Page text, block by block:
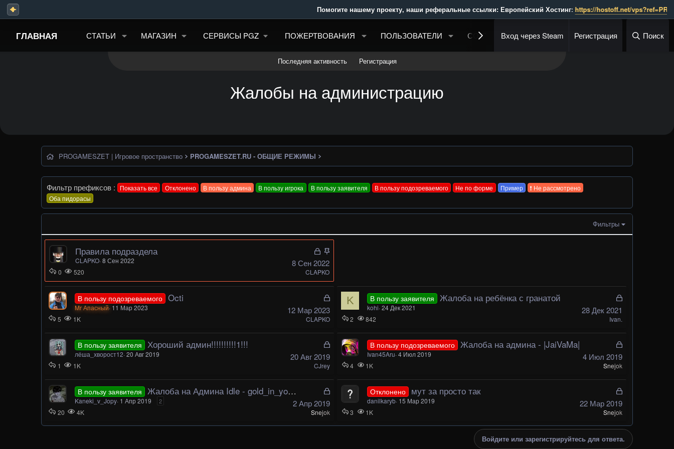
Помогите нашему проекту, наши реферальные ссылки: Европейский Хостинг: https://hostoff.net/vps?ref=PROXY
ГЛАВНАЯ СТАТЬИ МАГАЗИН СЕРВИСЫ PGZ ПОЖЕРТВОВАНИЯ ПОЛЬЗОВАТЕЛИ СОСТАВ АДМИНИСТРАЦИИ ГРУППЫ
Вход через Steam Регистрация Поиск
Последняя активность Регистрация
Жалобы на администрацию
PROGAMESZET | Игровое пространство PROGAMESZET.RU - ОБЩИЕ РЕЖИМЫ
Фильтр префиксов : Показать все Отклонено В пользу админа В пользу игрока В пользу заявителя В пользу подозреваемого Не по форме Пример
❗ Не рассмотрено
Оба пидорасы
Фильтры
З
а
к
р
а
З
а
к
р
п
л
е
н
о
Правила подраздела
CLAPKO 8 Сен 2022
0
520
8 Сен 2022
CLAPKO
З
а
к
т
а
В пользу подозреваемого Octi
Mr Апасный 11 Мар 2023
5
1K
12 Мар 2023
CLAPKO
K
З
т
а
В пользу заявителя Жалоба на ребёнка с гранатой
kohi 24 Дек 2021
2
842
28 Дек 2021
Ivan.
З
а
к
т
а
В пользу заявителя Хороший админ!!!!!!!!!!1!!!
лёша_хворост12 20 Авг 2019
1
1K
20 Авг 2019
CJrey
З
а
к
т
а
В пользу подозреваемого Жалоба на админа - |JaiVaMa|
Ivan45Aru 4 Июл 2019
4
1K
4 Июл 2019
Snejok
З
а
к
В пользу заявителя Жалоба на Админа Idle - gold_in_you (gold_dick)
Kaneki_v_Jopy 1 Апр 2019 2
20 4K
2 Апр 2019
Snejok
З
а
к
ы
т
Отклонено мут за просто так
danilkaryb 15 Мар 2019
3
1K
22 Мар 2019
Snejok
Войдите или зарегистрируйтесь для ответа.